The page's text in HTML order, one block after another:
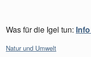
Was für die Igel tun:
Kategorien:
Natur und Umwelt